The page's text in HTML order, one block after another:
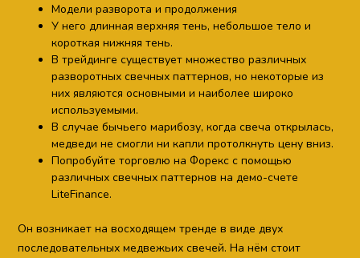
Модели разворота и продолжения
У него длинная верхняя тень, небольшое тело и
короткая нижняя тень.
В трейдинге существует множество различных
разворотных свечных паттернов, но некоторые из
них являются основными и наиболее широко
используемыми.
В случае бычьего марибозу, когда свеча открылась,
медведи не смогли ни капли протолкнуть цену вниз.
Попробуйте торговлю на Форекс с помощью
различных свечных паттернов на демо-счете
LiteFinance.
Он возникает на восходящем тренде в виде двух
последовательных медвежьих свечей. На нём стоит